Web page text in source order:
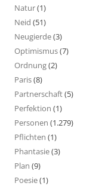
Natur(1)
Neid (51)
Neugierde(3)
Optimismus(7)
Ordnung(2)
Paris(8)
Partnerschaft(5)
Perfektion (1)
Personen (1.279)
Pflichten (1)
Phantasie(3)
Plan (9)
Poesie(1)